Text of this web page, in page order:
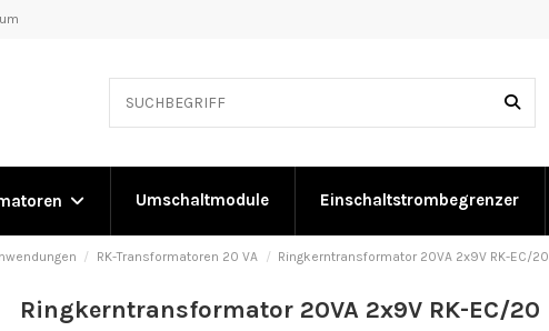
Umschaltmodule Einschaltstrombegrenzer
RK-Transformatoren 20 VA Ringkerntransformator 20VA 2x9V RK-EC/20
Ringkerntransformator 20VA 2x9V RK-EC/20